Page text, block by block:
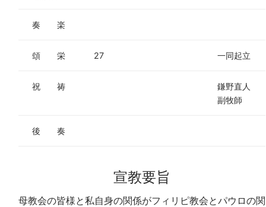
奏 楽
頌 栄 27 一同起立
祝 祷
鎌野直人
副牧師
後 奏
宣教要旨
母教会の皆様と私自身の関係がフィリピ教会とパウロの関